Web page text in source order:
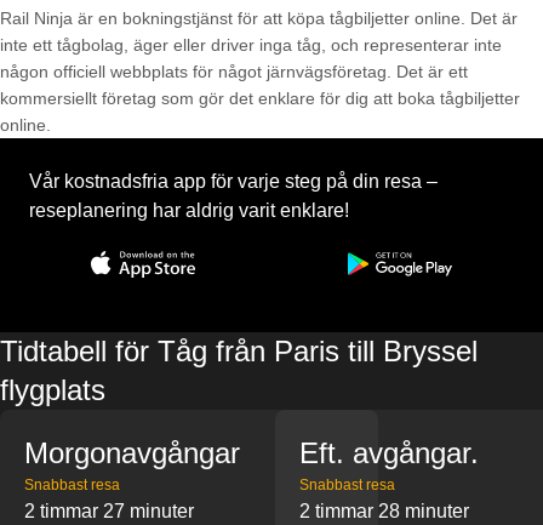
Rail Ninja är en bokningstjänst för att köpa tågbiljetter online. Det är
inte ett tågbolag, äger eller driver inga tåg, och representerar inte
någon officiell webbplats för något järnvägsföretag. Det är ett
kommersiellt företag som gör det enklare för dig att boka tågbiljetter
online.
Vår kostnadsfria app för varje steg på din resa –
reseplanering har aldrig varit enklare!
Tidtabell för Tåg från Paris till Bryssel
flygplats
Morgonavgångar
Snabbast resa
2 timmar 27 minuter
Eft. avgångar.
Snabbast resa
2 timmar 28 minuter